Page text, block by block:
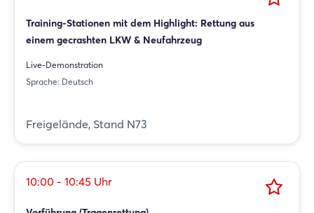
Training-Stationen mit dem Highlight: Rettung aus
einem gecrashten LKW & Neufahrzeug
Live-Demonstration
Sprache: Deutsch
Freigelände, Stand N73
10:00 - 10:45 Uhr